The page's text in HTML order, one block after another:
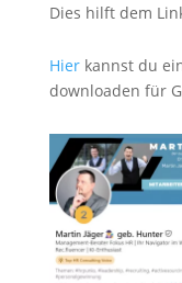
Dies hilft dem
Hierkannst du
downloaden für